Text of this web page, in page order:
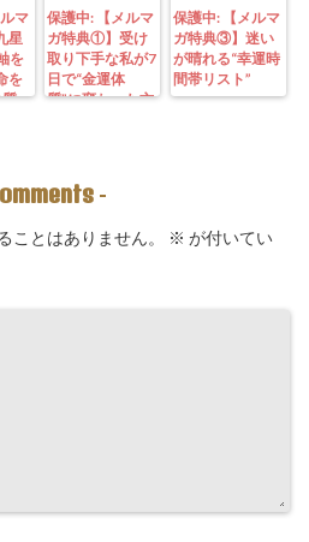
マ
星
を
を
保護中: 【メルマ
ガ特典①】受け
取り下手な私が7
日で“金運体
質”に変わった方
九星別・金運ブ
ロックを外す開
保護中: 【メルマ
ガ特典③】迷い
が晴れる“幸運時
間帯リスト”
-
ことはありません。 ※ が付いてい